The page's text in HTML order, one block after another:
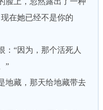
在她已经不是你的
“因为，那个活死人
”
藏，那天给地藏带去